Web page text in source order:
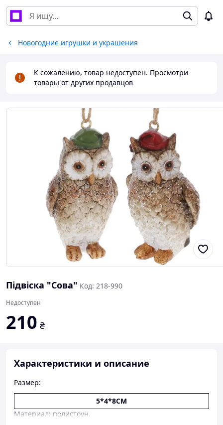
Новогодние игрушки и украшения
К сожалению, товар недоступен. Просмотри
товары от других продавцов
Підвіска "Сова" Код: 218-990
Недоступен
210 ₴
Характеристики и описание
Размер:
5*4*8СМ
Материал: полистоун.